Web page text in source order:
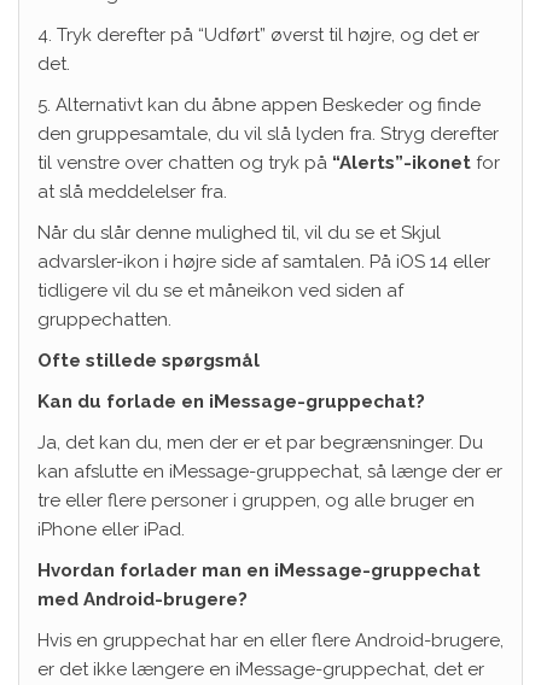
4. Tryk derefter på “Udført” øverst til højre, og det er
det.
5. Alternativt kan du åbne appen Beskeder og finde
den gruppesamtale, du vil slå lyden fra. Stryg derefter
til venstre over chatten og tryk på “Alerts”-ikonet for
at slå meddelelser fra.
Når du slår denne mulighed til, vil du se et Skjul
advarsler-ikon i højre side af samtalen. På iOS 14 eller
tidligere vil du se et måneikon ved siden af ​​
gruppechatten.
Ofte stillede spørgsmål
Kan du forlade en iMessage-gruppechat?
Ja, det kan du, men der er et par begrænsninger. Du
kan afslutte en iMessage-gruppechat, så længe der er
tre eller flere personer i gruppen, og alle bruger en
iPhone eller iPad.
Hvordan forlader man en iMessage-gruppechat
med Android-brugere?
Hvis en gruppechat har en eller flere Android-brugere,
er det ikke længere en iMessage-gruppechat, det er